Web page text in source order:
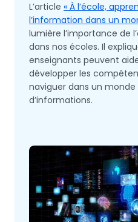
L’article « À l’école,
l’information dans un
lumière l’importance de
dans nos écoles. Il
enseignants peuvent
développer les
naviguer dans un
d’informations.